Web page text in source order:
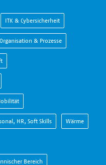
ITK & Cybersicherheit
& Prozesse
HR, Soft Skills Wärme
Bereich